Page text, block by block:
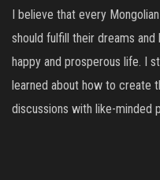
I believe that every Mongolian
should fulfill their dreams and
happy and prosperous life. I
learned about how to create
discussions with like-minded